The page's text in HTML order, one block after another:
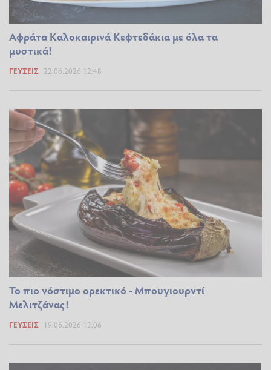
Αφράτα Καλοκαιρινά Κεφτεδάκια με όλα τα
μυστικά!
ΓΕΎΣΕΙΣ 22.06.2026 12:48
To πιο νόστιμο ορεκτικό - Μπουγιουρντί
Μελιτζάνας!
ΓΕΎΣΕΙΣ 19.06.2026 13:06